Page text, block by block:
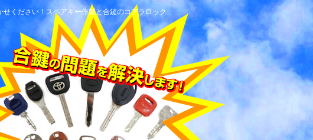
ください！スペアキー作製と合鍵のコアラロック